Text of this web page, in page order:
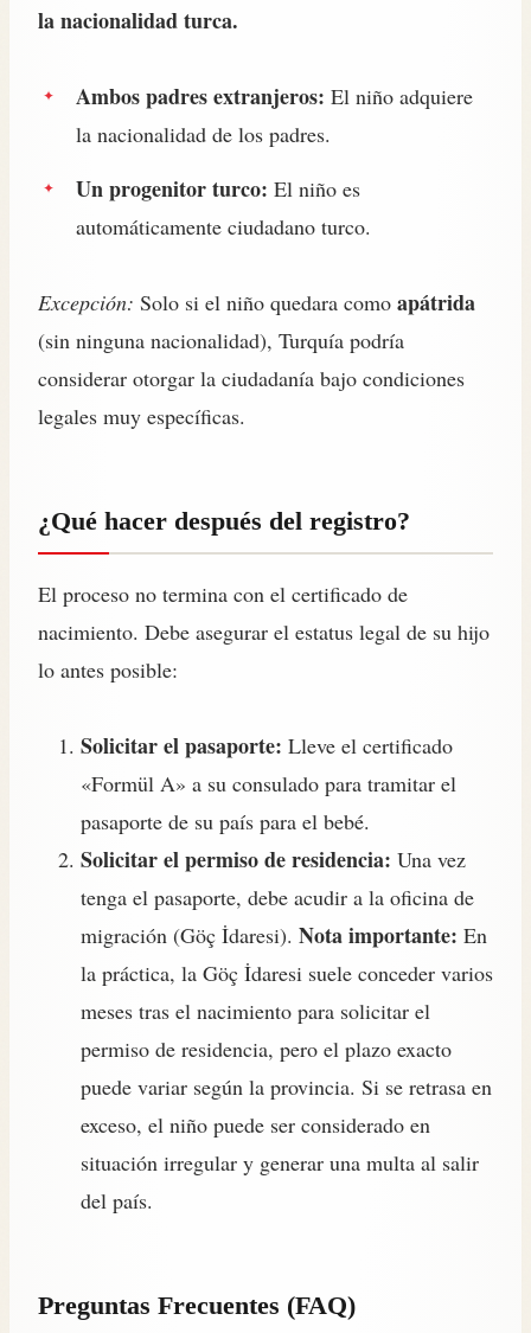
la nacionalidad turca.
Ambos padres extranjeros: El niño adquiere
la nacionalidad de los padres.
Un progenitor turco: El niño es
automáticamente ciudadano turco.
Excepción: Solo si el niño quedara como apátrida
(sin ninguna nacionalidad), Turquía podría
considerar otorgar la ciudadanía bajo condiciones
legales muy específicas.
¿Qué hacer después del registro?
El proceso no termina con el certificado de
nacimiento. Debe asegurar el estatus legal de su hijo
lo antes posible:
Solicitar el pasaporte: Lleve el certificado
«Formül A» a su consulado para tramitar el
pasaporte de su país para el bebé.
Solicitar el permiso de residencia: Una vez
tenga el pasaporte, debe acudir a la oficina de
migración (Göç İdaresi). Nota importante: En
la práctica, la Göç İdaresi suele conceder varios
meses tras el nacimiento para solicitar el
permiso de residencia, pero el plazo exacto
puede variar según la provincia. Si se retrasa en
exceso, el niño puede ser considerado en
situación irregular y generar una multa al salir
del país.
Preguntas Frecuentes (FAQ)